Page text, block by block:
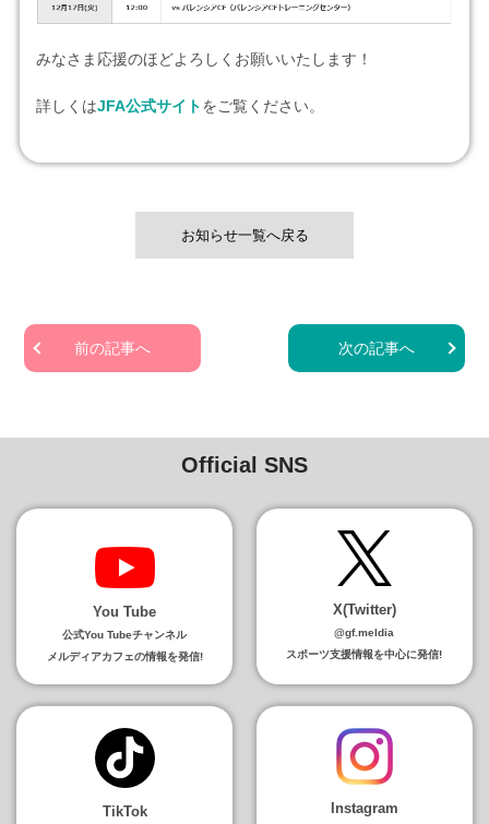
みなさま応援のほどよろしくお願いいたします！
詳しくはJFA公式サイトをご覧ください。
お知らせ一覧へ戻る
前の記事へ 次の記事へ
Official SNS
You Tube
公式You Tubeチャンネル
メルディアカフェの情報を発信!
X(Twitter)
@gf.meldia
スポーツ支援情報を中心に発信!
TikTok Instagram